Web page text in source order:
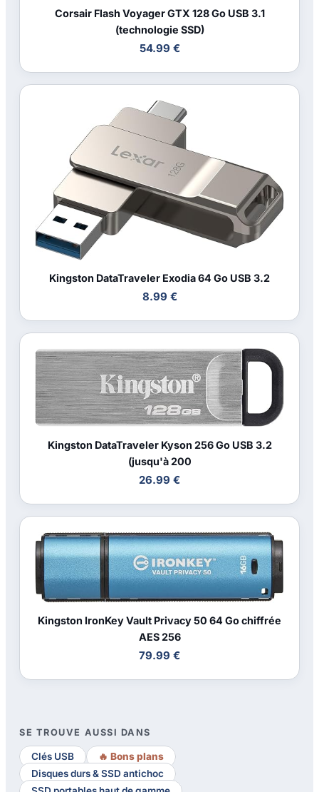
Corsair Flash Voyager GTX 128 Go USB 3.1
(technologie SSD)
54.99 €
Kingston DataTraveler Exodia 64 Go USB 3.2
8.99 €
Kingston DataTraveler Kyson 256 Go USB 3.2
(jusqu'à 200
26.99 €
Kingston IronKey Vault Privacy 50 64 Go chiffrée
AES 256
79.99 €
SE TROUVE AUSSI DANS
Clés USB
🔥 Bons plans
Disques durs & SSD antichoc